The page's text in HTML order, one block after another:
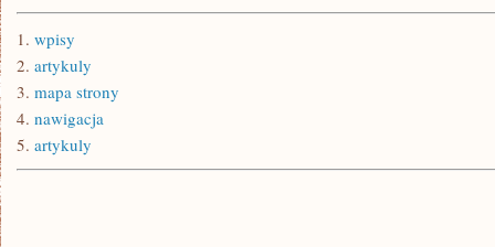
1. wpisy
2. artykuly
3. mapa strony
4. nawigacja
5. artykuly